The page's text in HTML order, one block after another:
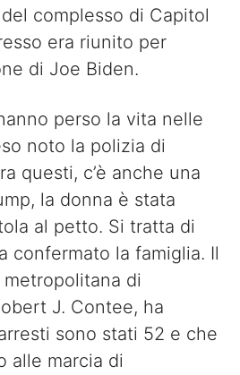
complesso di Capitol
era riunito per
di Joe Biden.
perso la vita nelle
noto la polizia di
questi, c’è anche una
la donna è stata
al petto. Si tratta di
confermato la famiglia. Il
di
J. Contee, ha
sono stati 52 e che
alle marcia di